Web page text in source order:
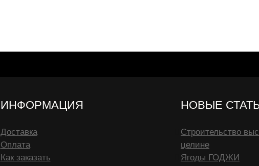
ИНФОРМАЦИЯ
Доставка
Оплата
Как заказать
НОВЫЕ
Строительство
целине
Ягоды ГОДЖИ